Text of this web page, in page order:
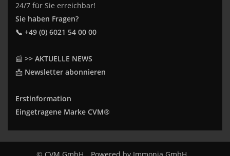
24/7 für Sie erreichbar!
Sie haben Fragen?
📞 +49 (0) 6021 54 00 00
📰 >> AKTUELLE NEWS
📩 Newsletter abonnieren
Erstinformation
Eingetragene Marke CVM®